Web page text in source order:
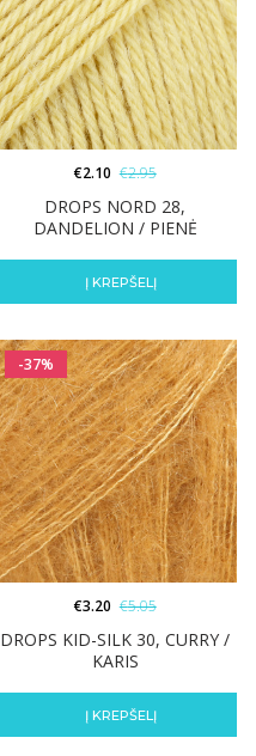
DROPS NORD 28,
DANDELION / PIENĖ
€2.10 €2.95
Į KREPŠELĮ
-37%
DROPS KID-SILK 30, CURRY /
KARIS
€3.20 €5.05
Į KREPŠELĮ